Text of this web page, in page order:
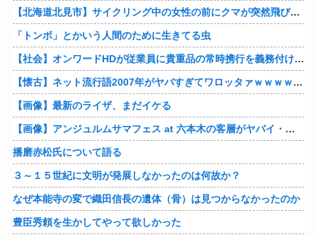
【北海道北見市】サイクリング中の女性の前にクマが突然飛び出す！ビックリしたのか慌てて森に戻る
「トンボ」とかいう人間のために生きてる虫
【社会】オンワードHDが従業員に貴重品の常時携行を義務付け 熊本地震被災を受けて
【懐古】ネット流行語2007年がヤバすぎてワロッタァｗｗｗｗｗｗｗｗ
【画像】最新のライザ、まだイケる
【画像】アンジュルムサマフェス at 六本木の客層がヤバイ・・・
播磨赤松氏について語る
３～１５世紀に文明が発展しなかったのは何故か？
なぜ本能寺の変で織田信長の遺体（骨）は見つからなかったのか
豊臣秀頼を生かしてやって欲しかった